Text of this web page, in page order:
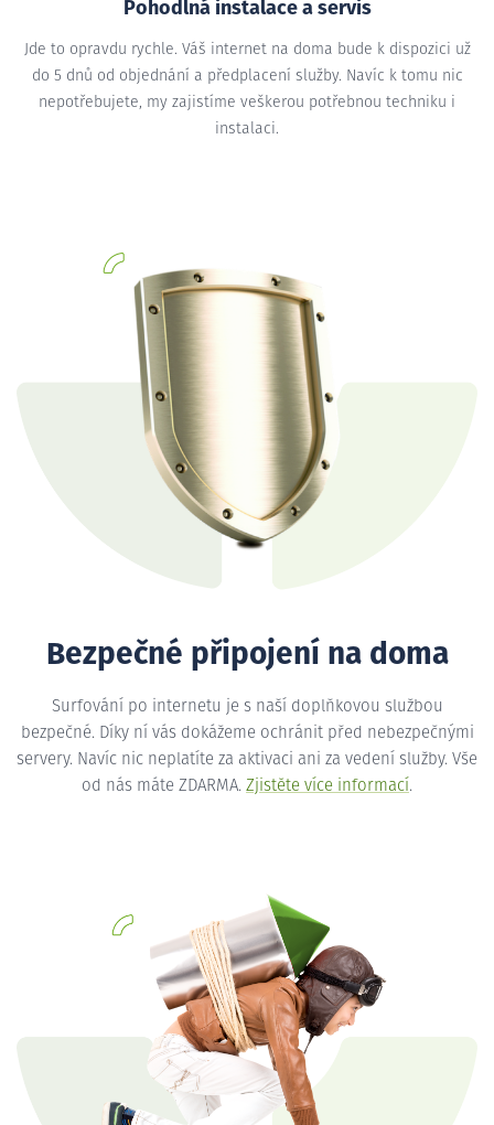
Pohodlná instalace a servis
Jde to opravdu rychle. Váš internet na doma bude k dispozici už
do 5 dnů od objednání a předplacení služby. Navíc k tomu nic
nepotřebujete, my zajistíme veškerou potřebnou techniku i
instalaci.
Bezpečné připojení na doma
Surfování po internetu je s naší doplňkovou službou
bezpečné. Díky ní vás dokážeme ochránit před nebezpečnými
servery. Navíc nic neplatíte za aktivaci ani za vedení služby. Vše
od nás máte ZDARMA. Zjistěte více informací.